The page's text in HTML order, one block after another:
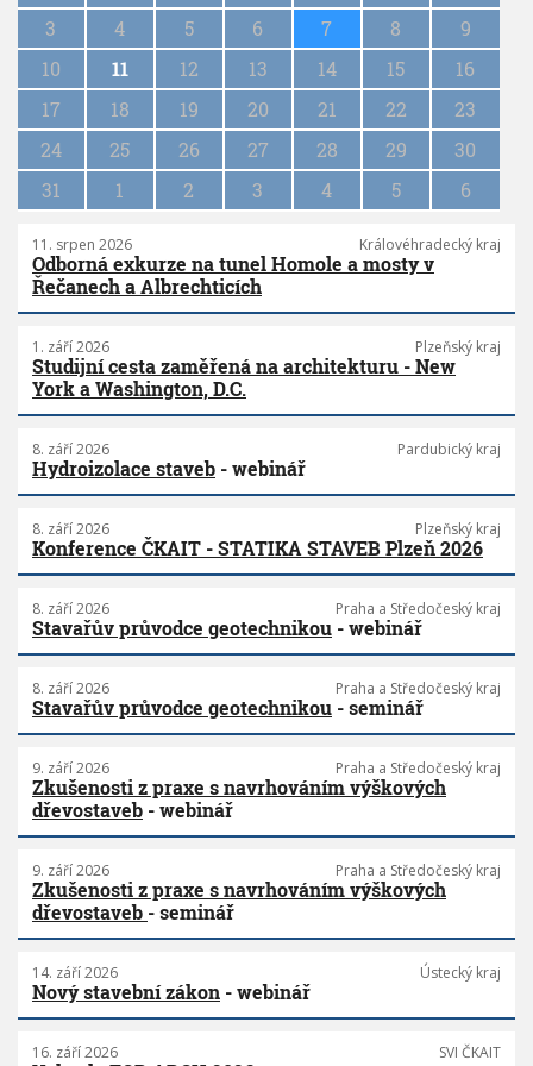
a
i
o
3
4 5 6 7 8
9
10
11 12 13 14 15
16
17
18 19 20 21 22
23
24
25 26 27 28 29
30
31
1 2 3 4 5 6
11. srpen 2026 Královéhradecký kraj
Odborná exkurze na tunel Homole a mosty v
Řečanech a Albrechticích
1. září 2026 Plzeňský kraj
Studijní cesta zaměřená na architekturu - New
York a Washington, D.C.
8. září 2026 Pardubický kraj
Hydroizolace staveb - webinář
8. září 2026 Plzeňský kraj
Konference ČKAIT - STATIKA STAVEB Plzeň 2026
8. září 2026 Praha a Středočeský kraj
Stavařův průvodce geotechnikou - webinář
8. září 2026 Praha a Středočeský kraj
Stavařův průvodce geotechnikou - seminář
9. září 2026 Praha a Středočeský kraj
Zkušenosti z praxe s navrhováním výškových
dřevostaveb - webinář
9. září 2026 Praha a Středočeský kraj
Zkušenosti z praxe s navrhováním výškových
dřevostaveb - seminář
14. září 2026 Ústecký kraj
Nový stavební zákon - webinář
16. září 2026 SVI ČKAIT